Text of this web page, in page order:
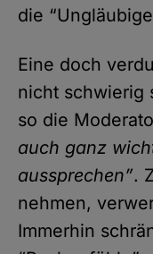
die
Eine doch
nicht schwierig
so die
auch ganz
aussprechen”.
nehmen,
Immerhin